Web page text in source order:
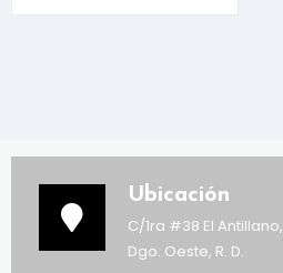
Ubicación
C/1ra #38 El
Dgo. Oeste, R. D.